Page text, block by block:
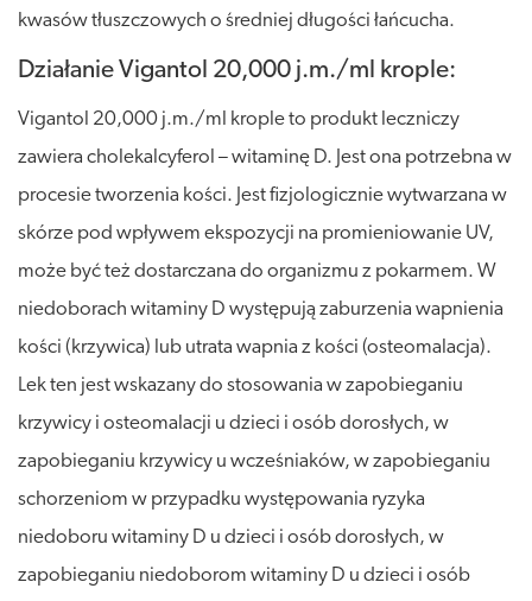
kwasów tłuszczowych o średniej długości łańcucha.
Działanie Vigantol 20,000 j.m./ml krople:
Vigantol 20,000 j.m./ml krople to produkt leczniczy
zawiera cholekalcyferol – witaminę D. Jest ona potrzebna w
procesie tworzenia kości. Jest fizjologicznie wytwarzana w
skórze pod wpływem ekspozycji na promieniowanie UV,
może być też dostarczana do organizmu z pokarmem. W
niedoborach witaminy D występują zaburzenia wapnienia
kości (krzywica) lub utrata wapnia z kości (osteomalacja).
Lek ten jest wskazany do stosowania w zapobieganiu
krzywicy i osteomalacji u dzieci i osób dorosłych, w
zapobieganiu krzywicy u wcześniaków, w zapobieganiu
schorzeniom w przypadku występowania ryzyka
niedoboru witaminy D u dzieci i osób dorosłych, w
zapobieganiu niedoborom witaminy D u dzieci i osób